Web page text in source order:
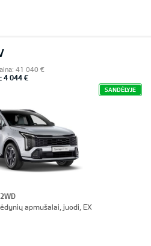
41 040 €
4 044 €
SANDĖLYJE
apmušalai, juodi, EX